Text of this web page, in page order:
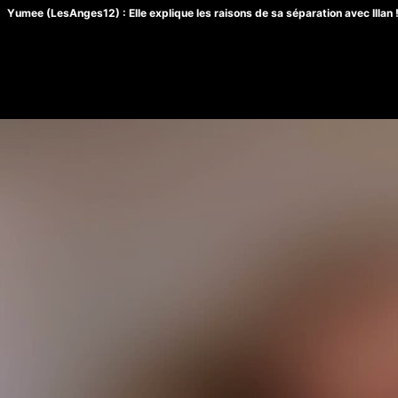
Yumee (LesAnges12) : Elle explique les raisons de sa séparation avec Illan !